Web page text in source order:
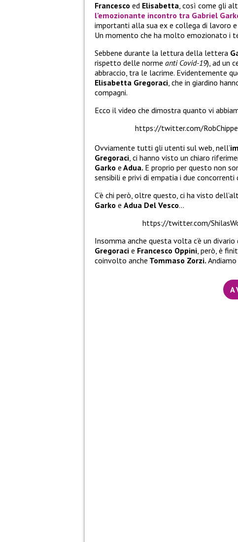
Francesco ed Elisabetta, così come gli
l’emozionante incontro tra Gabriel
importanti alla sua ex e collega di lavoro
Un momento che ha molto emozionato i
Sebbene durante la lettura della lettera
rispetto delle norme anti Covid-19), ad un
abbraccio, tra le lacrime. Evidentemente
Elisabetta Gregoraci, che in giardino
compagni.
Ecco il video che dimostra quanto vi
https://twitter.com/
Ovviamente tutti gli utenti sul web, nell’
Gregoraci, ci hanno visto un chiaro
Garko e Adua. E proprio per questo non
sensibili e privi di empatia i due concorrenti
C’è chi però, oltre questo, ci ha visto
Garko e Adua Del Vesco…
https://twitter.com/
Insomma anche questa volta c’è un
Gregoraci e Francesco Oppini, però, è
coinvolto anche Tommaso Zorzi.